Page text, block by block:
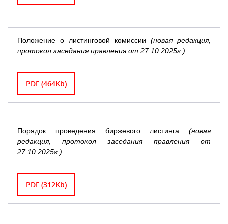
Положение о листинговой комиссии (новая редакция,
протокол заседания правления от 27.10.2025г.)
PDF (464Kb)
Порядок проведения биржевого листинга (новая
редакция, протокол заседания правления от
27.10.2025г.)
PDF (312Kb)